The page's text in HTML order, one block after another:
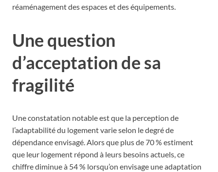
réaménagement des espaces et des équipements.
Une question
d’acceptation de sa
fragilité
Une constatation notable est que la perception de
l’adaptabilité du logement varie selon le degré de
dépendance envisagé. Alors que plus de 70 % estiment
que leur logement répond à leurs besoins actuels, ce
chiffre diminue à 54 % lorsqu’on envisage une adaptation